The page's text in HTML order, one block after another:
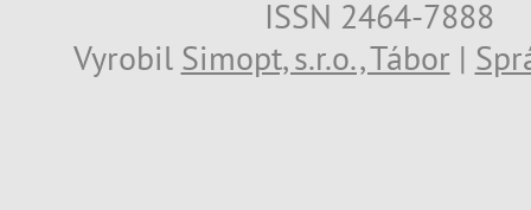
ISSN 2464-7888
Vyrobil Simopt, s.r.o., Tábor |